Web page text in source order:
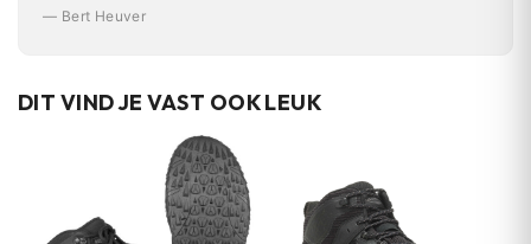
— Bert Heuver
DIT VIND JE VAST OOK LEUK